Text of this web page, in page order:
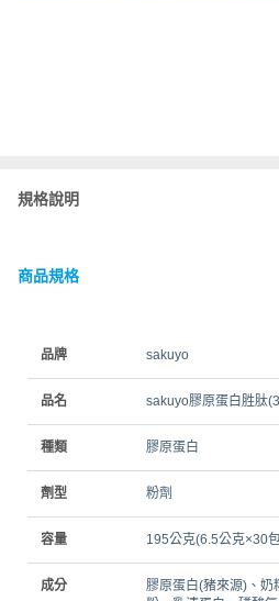
規格說明
商品規格
品牌 sakuyo
品名 sakuyo膠原蛋白胜肽
種類 膠原蛋白
劑型 粉劑
容量 195公克(6.5公克×30
成分
膠原蛋白(豬來源)、奶